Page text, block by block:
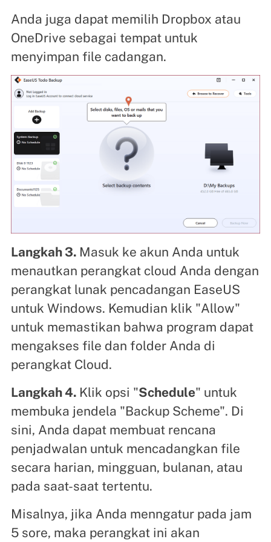
Anda juga dapat memilih Dropbox atau
OneDrive sebagai tempat untuk
menyimpan file cadangan.
Langkah 3. Masuk ke akun Anda untuk
menautkan perangkat cloud Anda dengan
perangkat lunak pencadangan EaseUS
untuk Windows. Kemudian klik "Allow"
untuk memastikan bahwa program dapat
mengakses file dan folder Anda di
perangkat Cloud.
Langkah 4. Klik opsi "Schedule" untuk
membuka jendela "Backup Scheme". Di
sini, Anda dapat membuat rencana
penjadwalan untuk mencadangkan file
secara harian, mingguan, bulanan, atau
pada saat-saat tertentu.
Misalnya, jika Anda menngatur pada jam
5 sore, maka perangkat ini akan